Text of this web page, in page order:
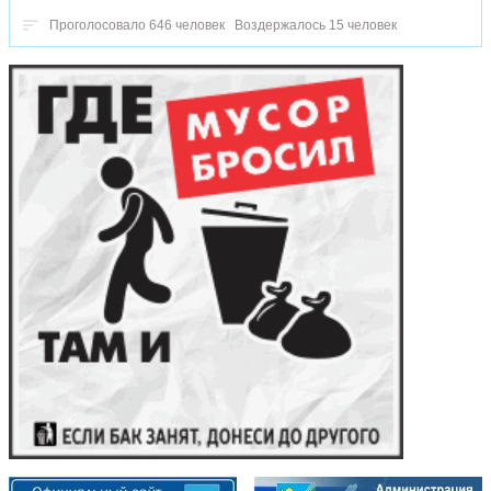
Проголосовало 646 человек Воздержалось 15 человек